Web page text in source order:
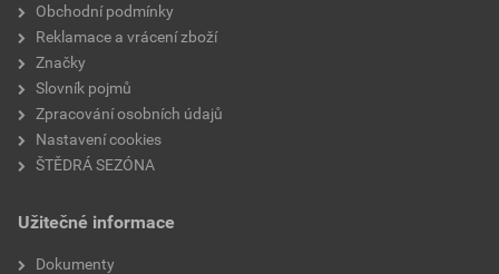
Obchodní podmínky
Reklamace a vrácení zboží
Značky
Slovník pojmů
Zpracování osobních údajů
Nastavení cookies
ŠTĚDRÁ SEZÓNA
Užitečné informace
Dokumenty